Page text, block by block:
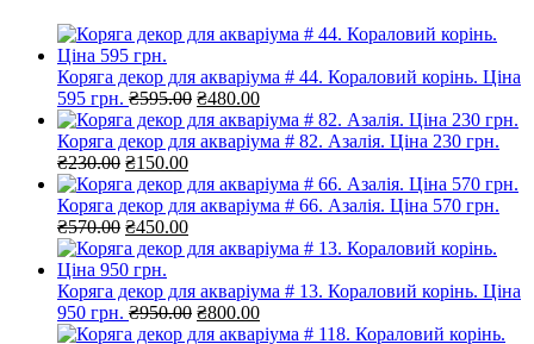
Коряга декор для акваріума # 44. Кораловий корінь. Ціна
595 грн. ₴595.00 Оригінальна
ціна:
₴595.00.
₴480.00Поточна
ціна:
₴480.00.
Коряга декор для акваріума # 82. Азалія. Ціна 230 грн.
₴230.00 Оригінальна
ціна:
₴230.00.
₴150.00Поточна
ціна:
₴150.00.
Коряга декор для акваріума # 66. Азалія. Ціна 570 грн.
₴570.00 Оригінальна
ціна:
₴570.00.
₴450.00Поточна
ціна:
Коряга декор для акваріума # 13. Кораловий корінь. Ціна
950 грн. ₴950.00 Оригінальна
ціна:
₴800.00Поточна
ціна: